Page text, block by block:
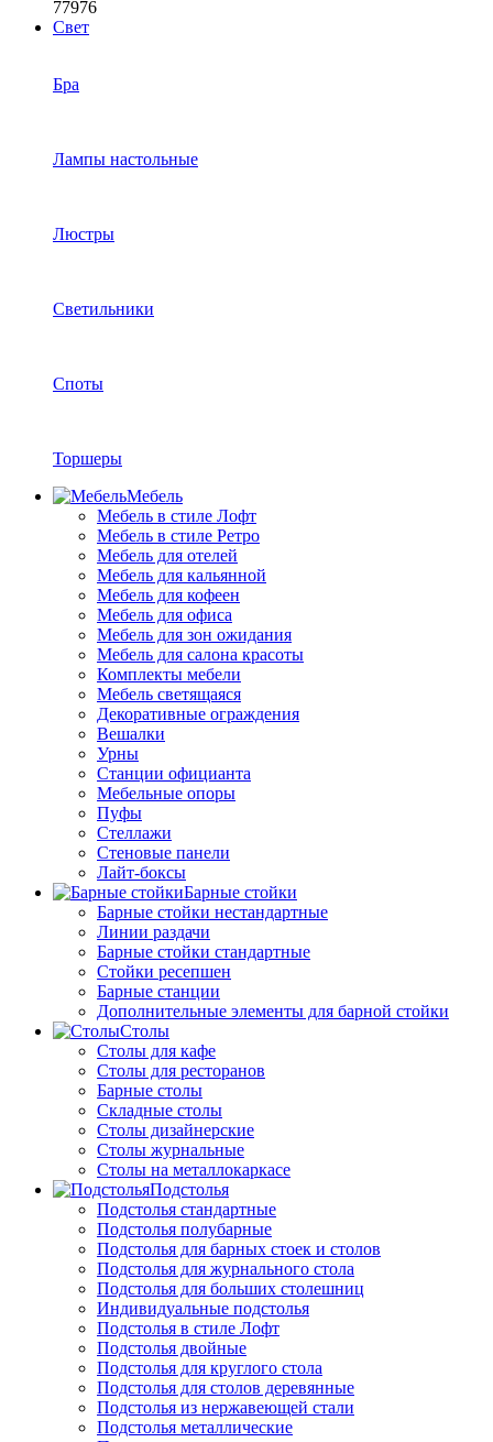
77976
Свет
Бра
Лампы настольные
Люстры
Светильники
Споты
Торшеры
Мебель
Мебель в стиле Лофт
Мебель в стиле Ретро
Мебель для отелей
Мебель для кальянной
Мебель для кофеен
Мебель для офиса
Мебель для зон ожидания
Мебель для салона красоты
Комплекты мебели
Мебель светящаяся
Декоративные ограждения
Вешалки
Урны
Станции официанта
Мебельные опоры
Пуфы
Стеллажи
Стеновые панели
Лайт-боксы
Барные стойки
Барные стойки нестандартные
Линии раздачи
Барные стойки стандартные
Стойки ресепшен
Барные станции
Дополнительные элементы для барной стойки
Столы
Столы для кафе
Столы для ресторанов
Барные столы
Складные столы
Столы дизайнерские
Столы журнальные
Столы на металлокаркасе
Подстолья
Подстолья стандартные
Подстолья полубарные
Подстолья для барных стоек и столов
Подстолья для журнального стола
Подстолья для больших столешниц
Индивидуальные подстолья
Подстолья в стиле Лофт
Подстолья двойные
Подстолья для круглого стола
Подстолья для столов деревянные
Подстолья из нержавеющей стали
Подстолья металлические